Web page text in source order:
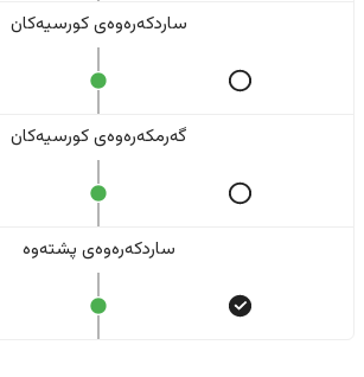
ساردکەرەوەی کورسیەکان
گەرمکەرەوەی کورسیەکان
ساردکەرەوەی پشتەوە